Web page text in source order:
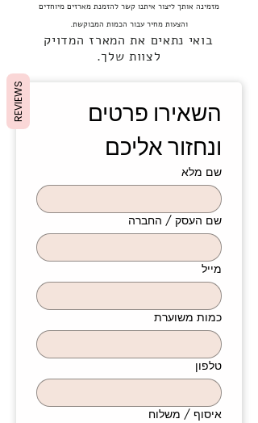
מזמינה אותך ליצור איתנו קשר להזמנת מארזים מיוחדים
והצעות מחיר עבור הכמות המבוקשת.
בואי נתאים את המארז המדויק
לצוות שלך.
ונחזור אליכם
שם מלא
שם העסק / החברה
מייל
כמות משוערת
טלפון
איסוף / משלוח
REVIEWS